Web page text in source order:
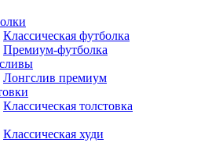
Классическая футболка
Премиум-футболка
Лонгслив премиум
Классическая толстовка
Классическая худи